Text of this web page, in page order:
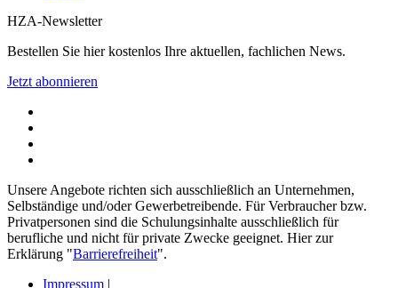
HZA-Newsletter
Bestellen Sie hier kostenlos Ihre aktuellen, fachlichen News.
Jetzt abonnieren
Unsere Angebote richten sich ausschließlich an Unternehmen,
Selbständige und/oder Gewerbetreibende. Für Verbraucher bzw.
Privatpersonen sind die Schulungsinhalte ausschließlich für
berufliche und nicht für private Zwecke geeignet. Hier zur
Erklärung "Barrierefreiheit".
Impressum |